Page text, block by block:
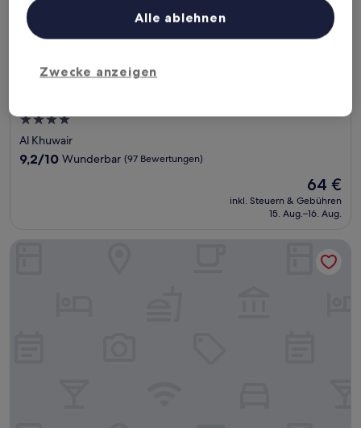
4.0-
Sterne-
Unterkunft
Al Khuwair
9.2
9,2/10 Wunderbar (97 Bewertungen)
Der
Preis
beträgt
64 €
inkl. Steuern & Gebühren
15. Aug.–16. Aug.
Zwecke anzeigen
Alle ablehnen